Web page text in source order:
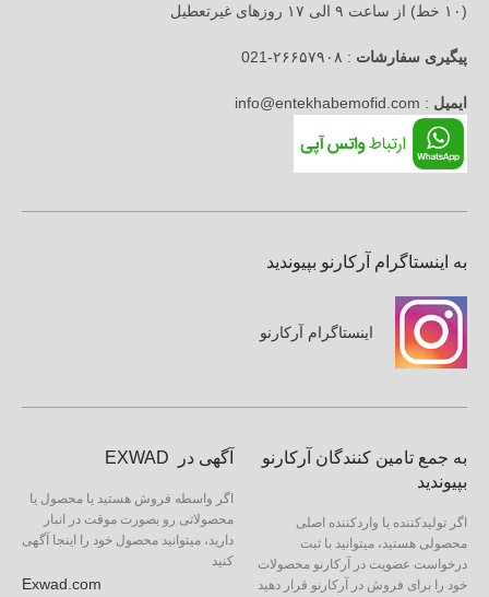
(۱۰ خط) از ساعت ۹ الی ۱۷ روزهای غیرتعطیل
پیگیری سفارشات : ۲۶۶۵۷۹۰۸-021
ایمیل : info@entekhabemofid.com
به اینستاگرام آرکارنو بپیوندید
اینستاگرام آرکارنو
به جمع تامین کنندگان آرکارنو
بپیوندید
اگر تولیدکننده یا واردکننده اصلی
محصولی هستید، میتوانید با ثبت
درخواست عضویت در آرکارنو محصولات
خود را برای فروش در آرکارنو قرار دهید
آگهی در EXWAD
اگر واسطه فروش هستید یا محصول یا
محصولاتی رو بصورت موقت در انبار
دارید، میتوانید محصول خود را اینجا آگهی
کنید
Exwad.com